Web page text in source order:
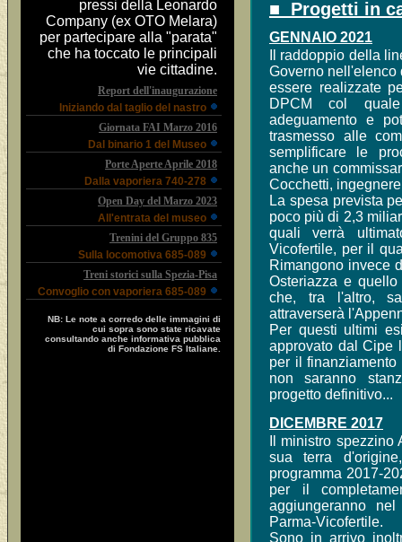
pressi della Leonardo
Company (ex OTO Melara)
per partecipare alla "parata"
che ha toccato le principali
vie cittadine.
Report dell'inaugurazione
Iniziando dal taglio del nastro
Giornata FAI Marzo 2016
Dal binario 1 del Museo
Porte Aperte Aprile 2018
Dalla vaporiera 740-278
Open Day del Marzo 2023
All'entrata del museo
Trenini del Gruppo 835
Sulla locomotiva 685-089
Treni storici sulla Spezia-Pisa
Convoglio con vaporiera 685-089
NB: Le note a corredo delle immagini di
cui sopra sono state ricavate
consultando anche informativa pubblica
di Fondazione FS Italiane.
■ Progetti in
GENNAIO 2021
Il raddoppio della
Governo nell'elenco
essere realizzate
DPCM col
adeguamento e
trasmesso alle
semplificare le
anche un
Cocchetti,
La spesa prevista
poco più di 2,3
quali verrà
Vicofertile, per il
Rimangono invece
Osteriazza e
che, tra l'altro,
attraverserà
Per questi ultimi
approvato dal Cipe
per il
non saranno
progetto definitivo...
DICEMBRE 2017
Il ministro
sua terra
programma 2017-
per il
aggiungeranno
Parma-Vicofertile.
Sono in arrivo